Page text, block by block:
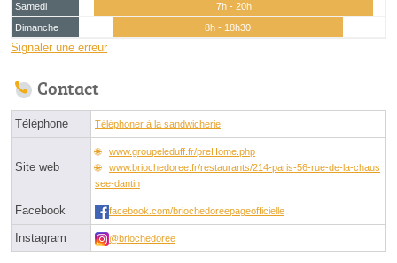
Samedi
7h - 20h
Dimanche
8h - 18h30
Signaler une erreur
Contact
Téléphone Téléphoner à la sandwicherie
Site web
www.groupeleduff.fr/preHome.php
www.briochedoree.fr/restaurants/214-paris-56-rue-de-la-chaus
see-dantin
Facebook facebook.com/briochedoreepageofficielle
Instagram @briochedoree